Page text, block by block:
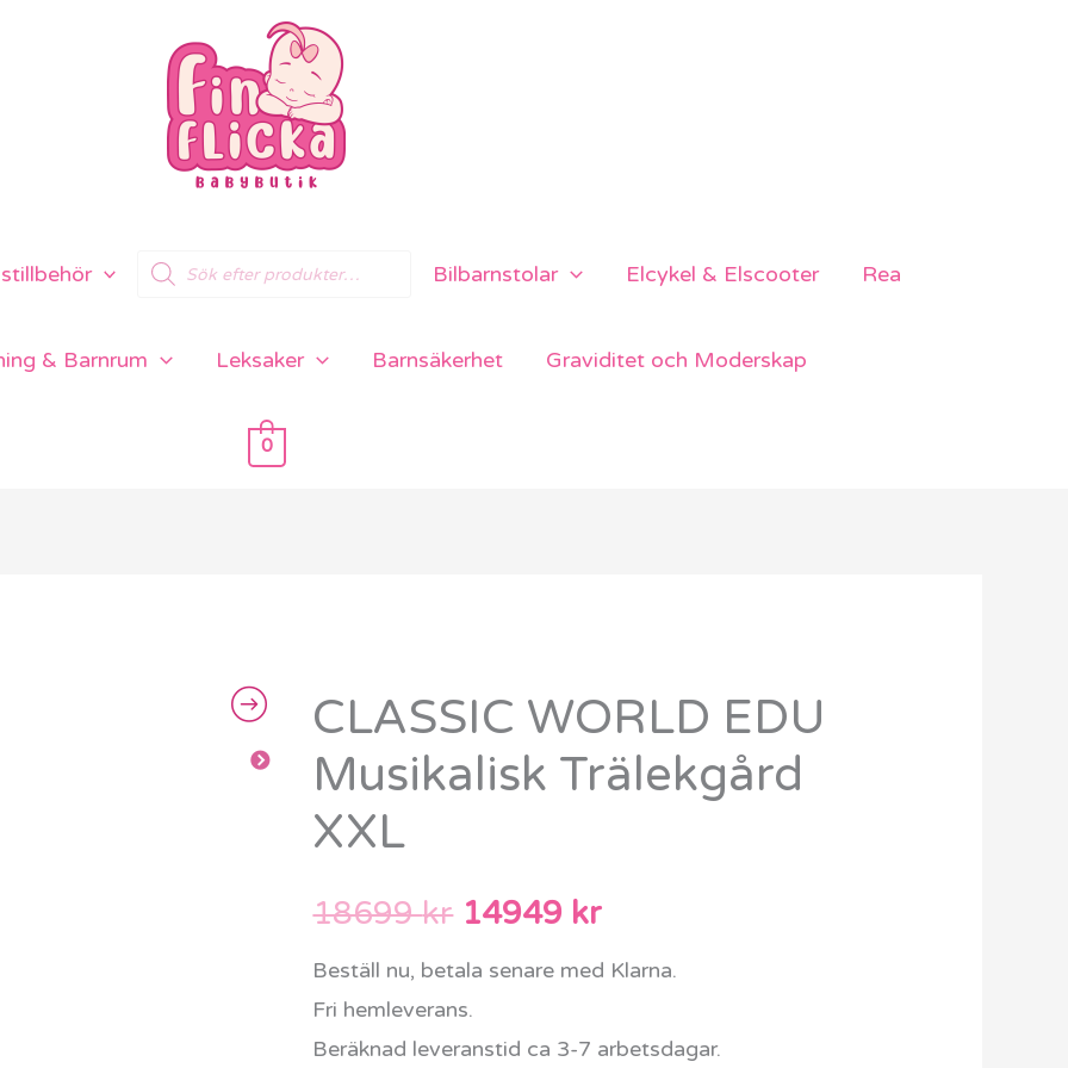
Products
search
Bilbarnstolar Elcykel & Elscooter Rea
& Barnrum Leksaker Barnsäkerhet Graviditet och Moderskap
0
CLASSIC WORLD EDU
Musikalisk Trälekgård
XXL
18699kr
Det
ursprungliga
var:
18699 kr.
14949 kr
Det
nuvarande
är:
14949 kr.
Beställ nu, betala senare med Klarna.
Fri hemleverans.
Beräknad leveranstid ca 3-7 arbetsdagar.
CLASSIC
EDU
Musikalisk
XXL